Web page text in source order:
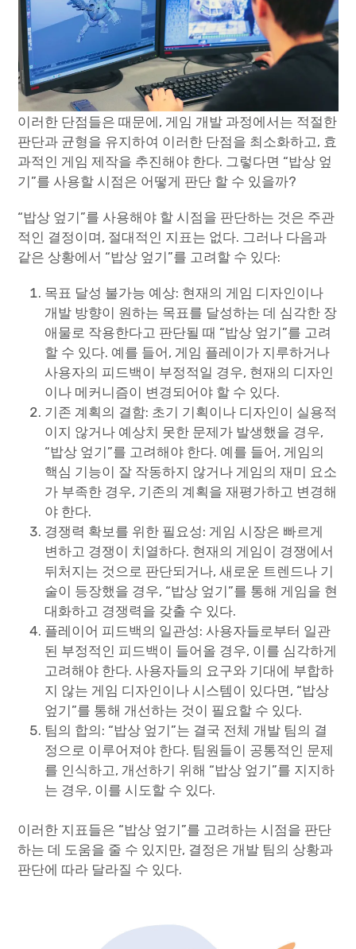
이러한 단점들은 때문에, 게임 개발 과정에서는 적절한
판단과 균형을 유지하여 이러한 단점을 최소화하고, 효
과적인 게임 제작을 추진해야 한다. 그렇다면 “밥상 엎
기”를 사용할 시점은 어떻게 판단 할 수 있을까?
“밥상 엎기”를 사용해야 할 시점을 판단하는 것은 주관
적인 결정이며, 절대적인 지표는 없다. 그러나 다음과
같은 상황에서 “밥상 엎기”를 고려할 수 있다:
목표 달성 불가능 예상: 현재의 게임 디자인이나
개발 방향이 원하는 목표를 달성하는 데 심각한 장
애물로 작용한다고 판단될 때 “밥상 엎기”를 고려
할 수 있다. 예를 들어, 게임 플레이가 지루하거나
사용자의 피드백이 부정적일 경우, 현재의 디자인
이나 메커니즘이 변경되어야 할 수 있다.
기존 계획의 결함: 초기 기획이나 디자인이 실용적
이지 않거나 예상치 못한 문제가 발생했을 경우,
“밥상 엎기”를 고려해야 한다. 예를 들어, 게임의
핵심 기능이 잘 작동하지 않거나 게임의 재미 요소
가 부족한 경우, 기존의 계획을 재평가하고 변경해
야 한다.
경쟁력 확보를 위한 필요성: 게임 시장은 빠르게
변하고 경쟁이 치열하다. 현재의 게임이 경쟁에서
뒤처지는 것으로 판단되거나, 새로운 트렌드나 기
술이 등장했을 경우, “밥상 엎기”를 통해 게임을 현
대화하고 경쟁력을 갖출 수 있다.
플레이어 피드백의 일관성: 사용자들로부터 일관
된 부정적인 피드백이 들어올 경우, 이를 심각하게
고려해야 한다. 사용자들의 요구와 기대에 부합하
지 않는 게임 디자인이나 시스템이 있다면, “밥상
엎기”를 통해 개선하는 것이 필요할 수 있다.
팀의 합의: “밥상 엎기”는 결국 전체 개발 팀의 결
정으로 이루어져야 한다. 팀원들이 공통적인 문제
를 인식하고, 개선하기 위해 “밥상 엎기”를 지지하
는 경우, 이를 시도할 수 있다.
이러한 지표들은 “밥상 엎기”를 고려하는 시점을 판단
하는 데 도움을 줄 수 있지만, 결정은 개발 팀의 상황과
판단에 따라 달라질 수 있다.